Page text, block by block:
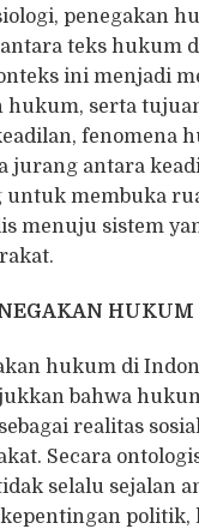
penegakan
teks hukum
ini menjadi
hukum, serta
fenomena
jurang antara
membuka
menuju sistem
hukum di
bahwa
realitas
Secara
selalu sejalan